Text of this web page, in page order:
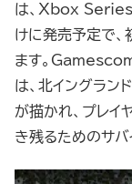
は、Xbox
けに発売予定で
ます。
は、北イングラン
が描かれ、プレイ
き残るためのサバ